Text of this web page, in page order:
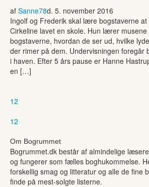
af Sanne78d. 5. november 2016
Ingolf og Frederik skal lære bogstaverne
Cirkeline lavet en skole. Hun lærer
bogstaverne, hvordan de ser ud, hvilke
der rimer på dem. Undervisningen foregår
i haven. Efter 5 års pause er Hanne
en […]
12
12
Om Bogrummet
Bogrummet.dk består af almindelige
og fungerer som fælles boghukommelse.
forskellig smag og litteratur og alle de fine
finde på mest-solgte listerne.